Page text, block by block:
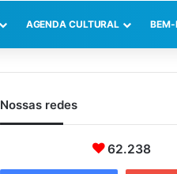
AGENDA CULTURAL BEM-
Nossas redes
62.238